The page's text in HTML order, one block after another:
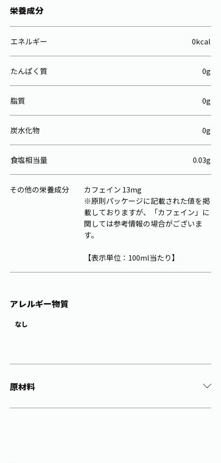
栄養成分
エネルギー 0kcal
たんぱく質 0g
脂質 0g
炭水化物 0g
食塩相当量 0.03g
その他の栄養成分
カフェイン 13mg
※原則パッケージに記載された値を掲
載しておりますが、「カフェイン」に
関しては参考情報の場合がございま
す。
【表示単位：100ml当たり】
アレルギー物質
なし
原材料